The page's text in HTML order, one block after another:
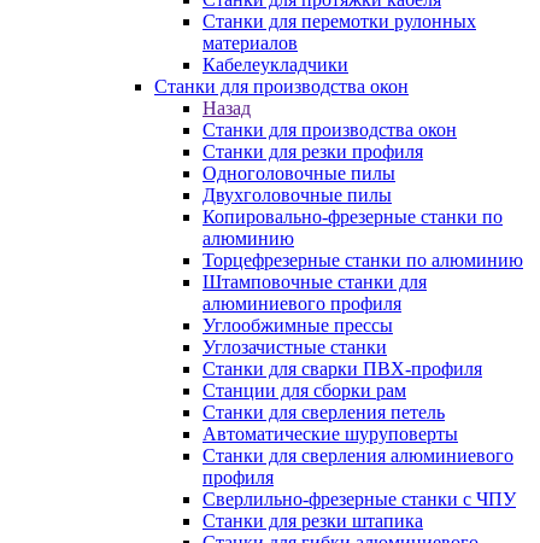
Станки для перемотки рулонных
материалов
Кабелеукладчики
Станки для производства окон
Назад
Станки для производства окон
Станки для резки профиля
Одноголовочные пилы
Двухголовочные пилы
Копировально-фрезерные станки по
алюминию
Торцефрезерные станки по алюминию
Штамповочные станки для
алюминиевого профиля
Углообжимные прессы
Углозачистные станки
Станки для сварки ПВХ-профиля
Станции для сборки рам
Станки для сверления петель
Автоматические шуруповерты
Станки для сверления алюминиевого
профиля
Сверлильно-фрезерные станки с ЧПУ
Станки для резки штапика